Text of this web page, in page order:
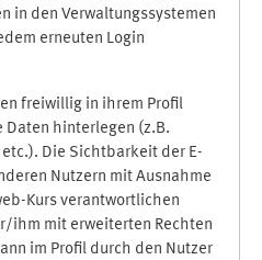
in den Verwaltungssystemen
erneuten Login
freiwillig in ihrem Profil
Daten hinterlegen (z.B.
Die Sichtbarkeit der E-
Nutzern mit Ausnahme
Kurs verantwortlichen
ihm mit erweiterten Rechten
im Profil durch den Nutzer